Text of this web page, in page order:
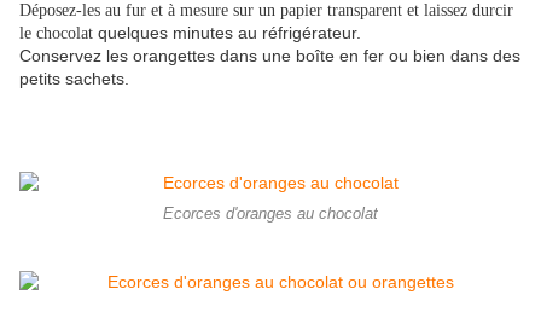
Déposez-les au fur et à mesure sur un papier transparent et laissez durcir
le chocolat quelques minutes au réfrigérateur.
Conservez les orangettes dans une boîte en fer ou bien dans des
petits sachets.
Ecorces d'oranges au chocolat